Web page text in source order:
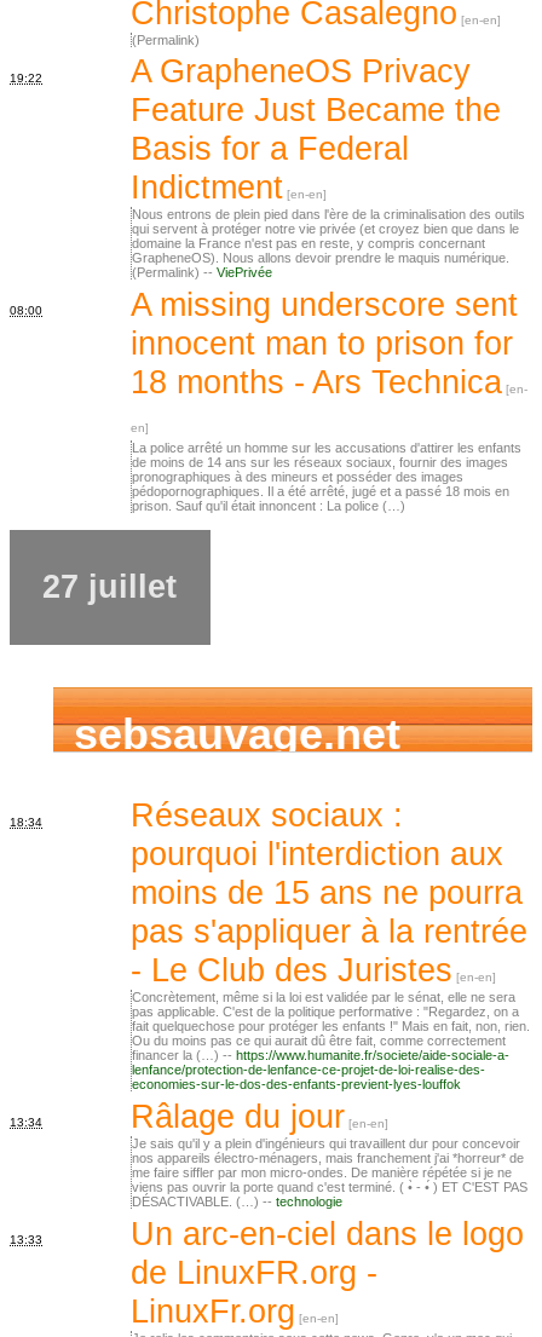
Christophe Casalegno
(Permalink)
19:22
A GrapheneOS Privacy
Feature Just Became the
Basis for a Federal
Indictment
Nous entrons de plein pied dans l'ère de la criminalisation des outils
qui servent à protéger notre vie privée (et croyez bien que dans le
domaine la France n'est pas en reste, y compris concernant
GrapheneOS). Nous allons devoir prendre le maquis numérique.
(Permalink) -- ViePrivée
08:00
A missing underscore sent
innocent man to prison for
18 months - Ars Technica
La police arrêté un homme sur les accusations d'attirer les enfants
de moins de 14 ans sur les réseaux sociaux, fournir des images
pronographiques à des mineurs et posséder des images
pédopornographiques. Il a été arrêté, jugé et a passé 18 mois en
prison. Sauf qu'il était innoncent : La police (…)
27 juillet
sebsauvage.net
18:34
Réseaux sociaux :
pourquoi l'interdiction aux
moins de 15 ans ne pourra
pas s'appliquer à la rentrée
- Le Club des Juristes
Concrètement, même si la loi est validée par le sénat, elle ne sera
pas applicable. C'est de la politique performative : "Regardez, on a
fait quelquechose pour protéger les enfants !" Mais en fait, non, rien.
Ou du moins pas ce qui aurait dû être fait, comme correctement
financer la (…) -- https://www.humanite.fr/societe/aide-sociale-a-
lenfance/protection-de-lenfance-ce-projet-de-loi-realise-des-
economies-sur-le-dos-des-enfants-previent-lyes-louffok
13:34 Râlage du jour
Je sais qu'il y a plein d'ingénieurs qui travaillent dur pour concevoir
nos appareils électro-ménagers, mais franchement j'ai *horreur* de
me faire siffler par mon micro-ondes. De manière répétée si je ne
viens pas ouvrir la porte quand c'est terminé. ( •̀ - •́ ) ET C'EST PAS
DÉSACTIVABLE. (…) -- technologie
13:33
Un arc-en-ciel dans le logo
de LinuxFR.org -
LinuxFr.org